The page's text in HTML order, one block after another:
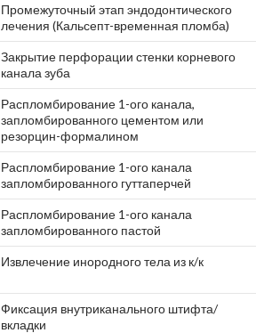
Промежуточный этап эндодонтического
лечения (Кальсепт-временная пломба)
Закрытие перфорации стенки корневого
канала зуба
Распломбирование 1-ого канала,
запломбированного цементом или
резорцин-формалином
Распломбирование 1-ого канала
запломбированного гуттаперчей
Распломбирование 1-ого канала
запломбированного пастой
Извлечение инородного тела из к/к
Фиксация внутриканального штифта/
вкладки